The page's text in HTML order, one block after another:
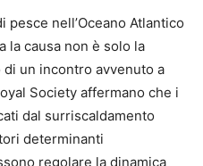
nell’Oceano Atlantico
la causa non è solo la
di un incontro avvenuto a
Society affermano che i
dal surriscaldamento
determinanti
regolare la dinamica